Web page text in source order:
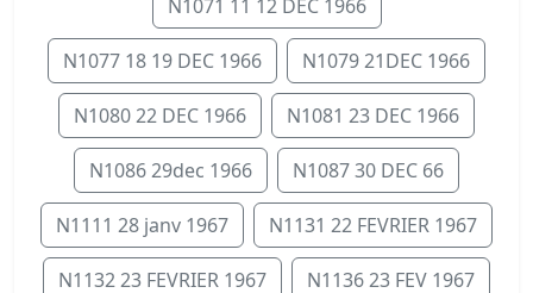
N1071 11 12 DEC 1966
N1077 18 19 DEC 1966 N1079 21DEC 1966
N1080 22 DEC 1966 N1081 23 DEC 1966
N1086 29dec 1966 N1087 30 DEC 66
N1111 28 janv 1967 N1131 22 FEVRIER 1967
N1132 23 FEVRIER 1967 N1136 23 FEV 1967